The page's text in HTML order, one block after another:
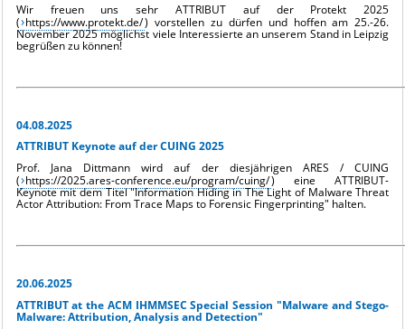
Wir freuen uns sehr ATTRIBUT auf der Protekt 2025
( https://www.protekt.de/) vorstellen zu dürfen und hoffen am 25.-26.
November 2025 möglichst viele Interessierte an unserem Stand in Leipzig
begrüßen zu können!
04.08.2025
ATTRIBUT Keynote auf der CUING 2025
Prof. Jana Dittmann wird auf der diesjährigen ARES / CUING
( https://2025.ares-conference.eu/program/cuing/) eine ATTRIBUT-
Keynote mit dem Titel "Information Hiding in The Light of Malware Threat
Actor Attribution: From Trace Maps to Forensic Fingerprinting" halten.
20.06.2025
ATTRIBUT at the ACM IHMMSEC Special Session "Malware and Stego-
Malware: Attribution, Analysis and Detection"